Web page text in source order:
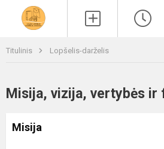
Titulinis Lopšelis-darželis
Misija, vizija, vertybės
Misija